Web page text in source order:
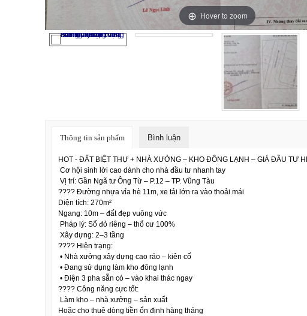
Hover to zoom
Thông tin sản phẩm Bình luận
HOT - ĐẤT BIỆT THỰ + NHÀ XƯỞNG – KHO ĐÔNG LẠNH – GIÁ ĐẦU TƯ
Cơ hội sinh lời cao dành cho nhà đầu tư nhanh tay
Vị trí: Gần Ngã tư Ông Từ – P.12 – TP. Vũng Tàu
???? Đường nhựa vỉa hè 11m, xe tải lớn ra vào thoải mái
Diện tích: 270m²
Ngang: 10m – đất đẹp vuông vức
Pháp lý: Sổ đỏ riêng – thổ cư 100%
Xây dựng: 2–3 tầng
???? Hiện trạng:
• Nhà xưởng xây dựng cao ráo – kiên cố
• Đang sử dụng làm kho đông lạnh
• Điện 3 pha sẵn có – vào khai thác ngay
???? Công năng cực tốt:
Làm kho – nhà xưởng – sản xuất
Hoặc cho thuê dòng tiền ổn định hàng tháng